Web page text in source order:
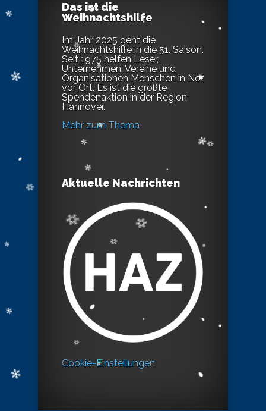
Das ist die
Weihnachtshilfe
Im Jahr 2025 geht die
Weihnachtshilfe in die 51. Saison.
Seit 1975 helfen Leser,
Unternehmen, Vereine und
Organisationen Menschen in Not
vor Ort. Es ist die größte
Spendenaktion in der Region
Hannover.
Mehr zum Thema
Aktuelle Nachrichten
Cookie-Einstellungen